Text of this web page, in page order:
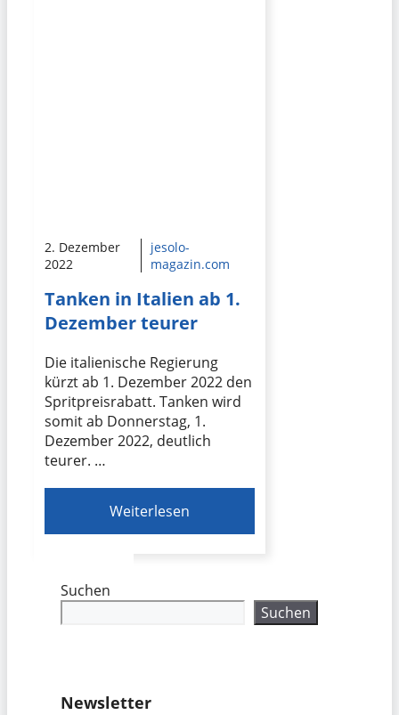
2. Dezember
2022
jesolo-
magazin.com
Tanken in Italien ab 1.
Dezember teurer
Die italienische Regierung
kürzt ab 1. Dezember 2022 den
Spritpreisrabatt. Tanken wird
somit ab Donnerstag, 1.
Dezember 2022, deutlich
teurer. …
Weiterlesen
Suchen
Suchen
Newsletter